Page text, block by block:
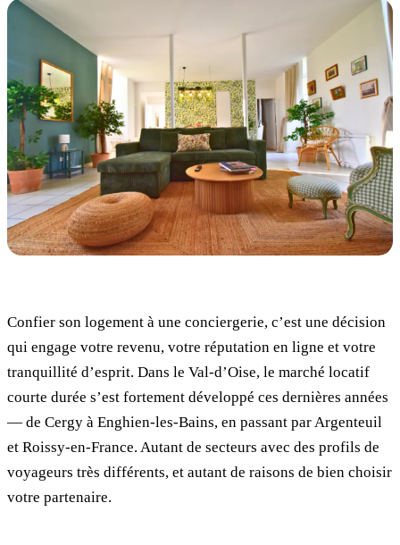
Confier son logement à une conciergerie, c’est une décision
qui engage votre revenu, votre réputation en ligne et votre
tranquillité d’esprit. Dans le Val-d’Oise, le marché locatif
courte durée s’est fortement développé ces dernières années
— de Cergy à Enghien-les-Bains, en passant par Argenteuil
et Roissy-en-France. Autant de secteurs avec des profils de
voyageurs très différents, et autant de raisons de bien choisir
votre partenaire.